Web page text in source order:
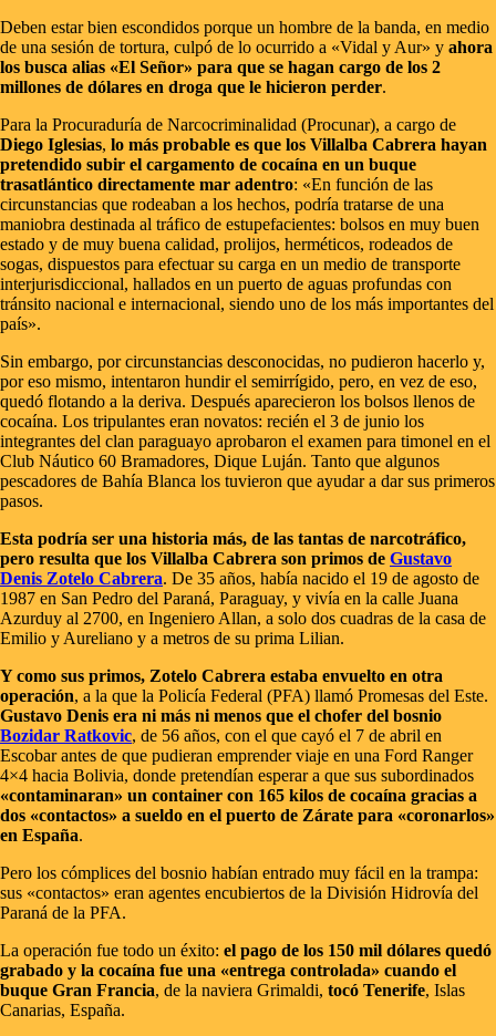
Deben estar bien escondidos porque un hombre de la banda, en medio
de una sesión de tortura, culpó de lo ocurrido a «Vidal y Aur» y ahora
los busca alias «El Señor» para que se hagan cargo de los 2
millones de dólares en droga que le hicieron perder.
Para la Procuraduría de Narcocriminalidad (Procunar), a cargo de
Diego Iglesias, lo más probable es que los Villalba Cabrera hayan
pretendido subir el cargamento de cocaína en un buque
trasatlántico directamente mar adentro: «En función de las
circunstancias que rodeaban a los hechos, podría tratarse de una
maniobra destinada al tráfico de estupefacientes: bolsos en muy buen
estado y de muy buena calidad, prolijos, herméticos, rodeados de
sogas, dispuestos para efectuar su carga en un medio de transporte
interjurisdiccional, hallados en un puerto de aguas profundas con
tránsito nacional e internacional, siendo uno de los más importantes del
país».
Sin embargo, por circunstancias desconocidas, no pudieron hacerlo y,
por eso mismo, intentaron hundir el semirrígido, pero, en vez de eso,
quedó flotando a la deriva. Después aparecieron los bolsos llenos de
cocaína. Los tripulantes eran novatos: recién el 3 de junio los
integrantes del clan paraguayo aprobaron el examen para timonel en el
Club Náutico 60 Bramadores, Dique Luján. Tanto que algunos
pescadores de Bahía Blanca los tuvieron que ayudar a dar sus primeros
pasos.
Esta podría ser una historia más, de las tantas de narcotráfico,
pero resulta que los Villalba Cabrera son primos de Gustavo
Denis Zotelo Cabrera. De 35 años, había nacido el 19 de agosto de
1987 en San Pedro del Paraná, Paraguay, y vivía en la calle Juana
Azurduy al 2700, en Ingeniero Allan, a solo dos cuadras de la casa de
Emilio y Aureliano y a metros de su prima Lilian.
Y como sus primos, Zotelo Cabrera estaba envuelto en otra
operación, a la que la Policía Federal (PFA) llamó Promesas del Este.
Gustavo Denis era ni más ni menos que el chofer del bosnio
Bozidar Ratkovic, de 56 años, con el que cayó el 7 de abril en
Escobar antes de que pudieran emprender viaje en una Ford Ranger
4×4 hacia Bolivia, donde pretendían esperar a que sus subordinados
«contaminaran» un container con 165 kilos de cocaína gracias a
dos «contactos» a sueldo en el puerto de Zárate para «coronarlos»
en España.
Pero los cómplices del bosnio habían entrado muy fácil en la trampa:
sus «contactos» eran agentes encubiertos de la División Hidrovía del
Paraná de la PFA.
La operación fue todo un éxito: el pago de los 150 mil dólares quedó
grabado y la cocaína fue una «entrega controlada» cuando el
buque Gran Francia, de la naviera Grimaldi, tocó Tenerife, Islas
Canarias, España.